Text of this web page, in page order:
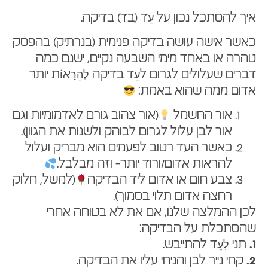
איך להסתכל נכון על עֵד (בד) בדיקה.
כאשר אישה עושה בדיקה פנימית (בנרתיק) בהפסק
טהרה או באחד מימי השבעה נקיים, ישנם כמה
דברים שעלולים לגרום לעֵד בדיקה לְהֵרָאוֹת יותר
אדום ממה שהוא באמת:
אור החשמל
(אור צהוב גורם לאדמומיות וגם
אור לבן עלול לגרום לבוהק ולשנות את הגוון).
כאשר העד רטוב לפעמים הוא מבריק ועלול
להראות אדום/ורוד יותר- וזה מבלבל.
צבע חום או אדום ליד הבדיקה
(למשל, חלוק
רחצה אדום תלוי בסמוך).
לכן ההמלצה שלנו, אם את לא בטוחה אחרי
שהסתכלת על הבדיקה:
1. תני לָעֵד להתייבש.
2. קחי נייר לבן והניחי עליו את הבדיקה.